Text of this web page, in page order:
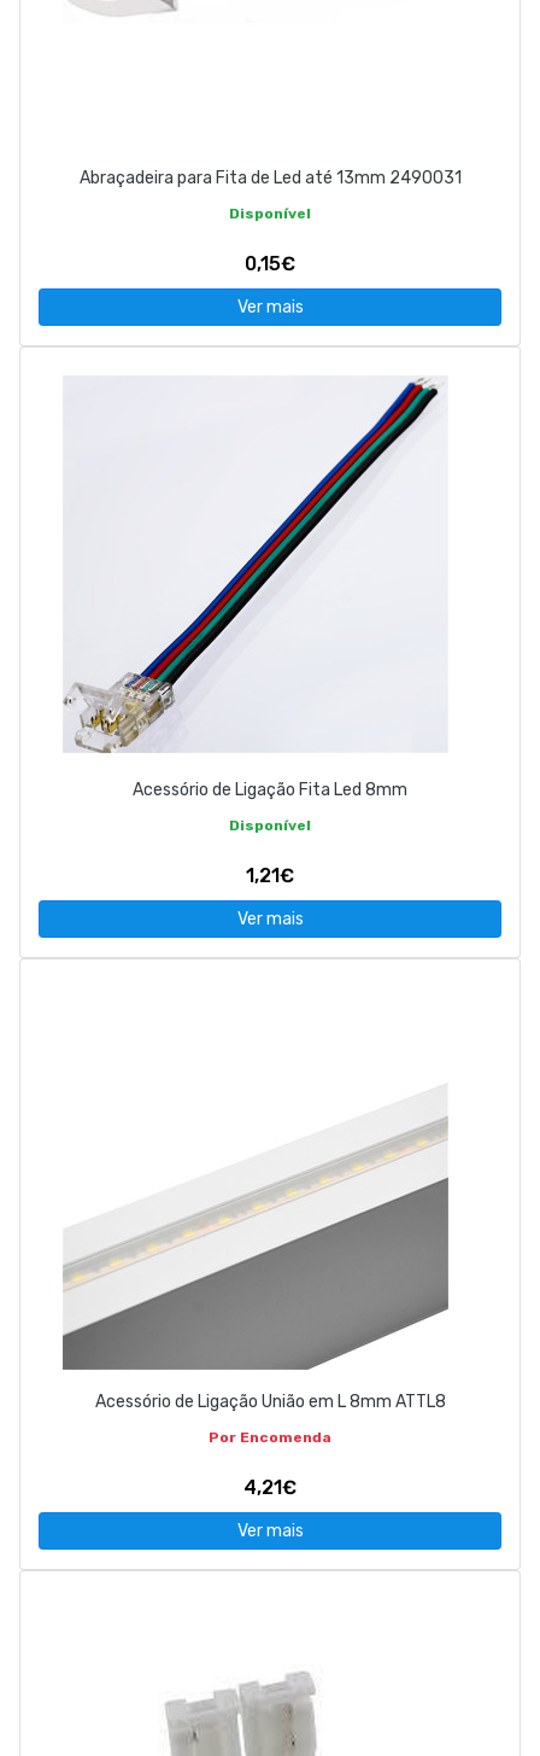
Abraçadeira para Fita de Led até 13mm 2490031
Disponível
0,15€
Ver mais
Acessório de Ligação Fita Led 8mm
Disponível
1,21€
Ver mais
Acessório de Ligação União em L 8mm ATTL8
Por Encomenda
4,21€
Ver mais